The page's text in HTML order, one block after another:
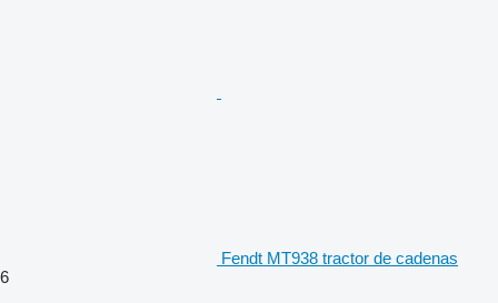
Fendt MT938 tractor de cadenas
6